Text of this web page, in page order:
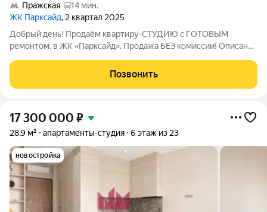
Пражская
14 мин.
ЖК Парксайд, 2 квартал 2025
Добрый день! Продаём квартиру-СТУДИЮ с ГОТОВЫМ
ремонтом, в ЖК «Парксайд». Продажа БЕЗ комиссии! Описание
сейчас продаёте свою недвижимость, то мы можем сразу
ВЫКУПИТЬ её! Будем рады юридически
Позвонить
17 300 000 ₽
28,9 м² апартаменты-студия 6 этаж из 23
новостройка